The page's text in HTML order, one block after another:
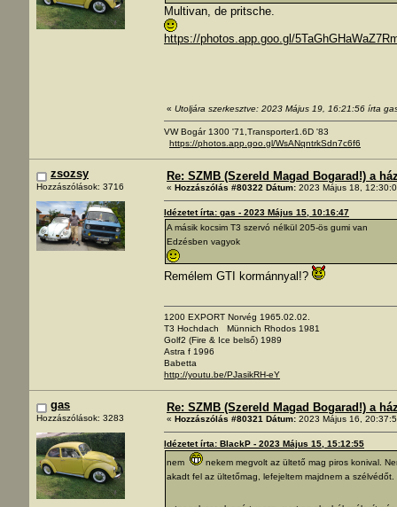
Multivan, de pritsche.
https://photos.app.goo.gl/
« Utoljára szerkesztve: 2023 Május 19, 16:21:56 írta
VW Bogár 1300 '71,Transporter1.6D '83
https://photos.app.goo.gl/WsANqntrkSdn7c6f6
zsozsy
Hozzászólások: 3716
Re: SZMB (Szereld Magad Bogarad!) a
« Hozzászólás #80322 Dátum: 2023 Május 18,
Idézetet írta: gas - 2023 Május 15, 10:16:47
A másik kocsim T3 szervó nélkül 205-ös gumi van
Edzésben vagyok
Remélem GTI kormánnyal!?
1200 EXPORT Norvég 1965.02.02.
T3 Hochdach Münnich Rhodos 1981
Golf2 (Fire & Ice belső) 1989
Astra f 1996
Babetta
http://youtu.be/PJasikRH-eY
gas
Hozzászólások: 3283
Re: SZMB (Szereld Magad Bogarad!) a
« Hozzászólás #80321 Dátum: 2023 Május 16,
Idézetet írta: BlackP - 2023 Május 15, 15:12:55
nem
nekem megvolt az ültető mag piros konival.
akadt fel az ültetőmag, lefejeltem majdnem a